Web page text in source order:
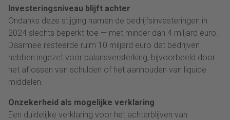
Investeringsniveau blijft achter
Ondanks deze stijging namen de bedrijfsinvesteringen in
2024 slechts beperkt toe — met minder dan 4 miljard euro.
Daarmee resteerde ruim 10 miljard euro dat bedrijven
hebben ingezet voor balansversterking, bijvoorbeeld door
het aflossen van schulden of het aanhouden van liquide
middelen.
Onzekerheid als mogelijke verklaring
Een duidelijke verklaring voor het achterblijven van